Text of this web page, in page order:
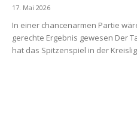
17. Mai 2026
In einer chancenarmen Partie
gerechte Ergebnis gewesen Der
hat das Spitzenspiel in der